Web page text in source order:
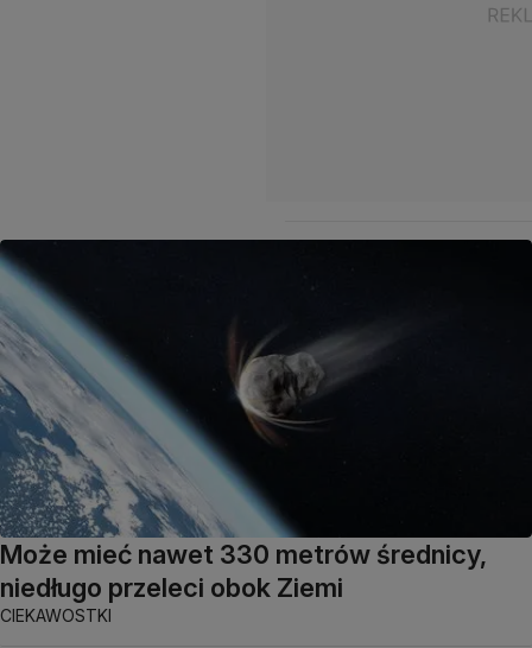
Może mieć nawet 330 metrów średnicy,
niedługo przeleci obok Ziemi
CIEKAWOSTKI